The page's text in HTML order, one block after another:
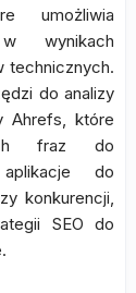
umożliwia
wynikach
technicznych.
do analizy
Ahrefs, które
fraz do
do
konkurencji,
SEO do